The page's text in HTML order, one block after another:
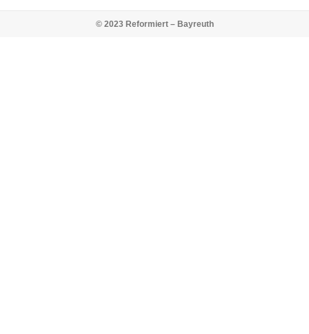
© 2023 Reformiert – Bayreuth